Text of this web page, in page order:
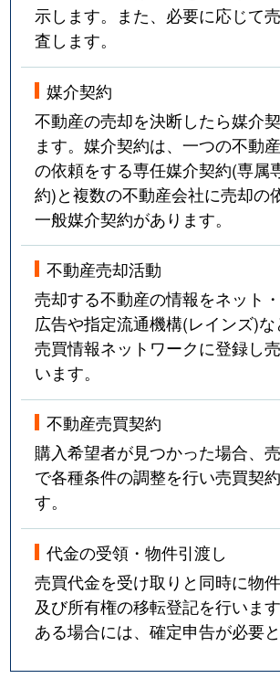
示します。また、必要に応じて
査します。
媒介契約
不動産の売却を決断したら媒介
ます。媒介契約は、一つの不動
の依頼をする専任媒介契約(専属
約)と複数の不動産会社に売却の
一般媒介契約があります。
不動産売却活動
売却する不動産の情報をネット
広告や指定流通機構(レインズ)
売買情報ネットワークに登録し
います。
不動産売買契約
購入希望者が見つかった場合、
で各種条件の調整を行い売買契
す。
代金の受領・物件引渡し
売買代金を受け取りと同時に物
及び所有権の移転登記を行いま
ある場合には、確定申告が必要と